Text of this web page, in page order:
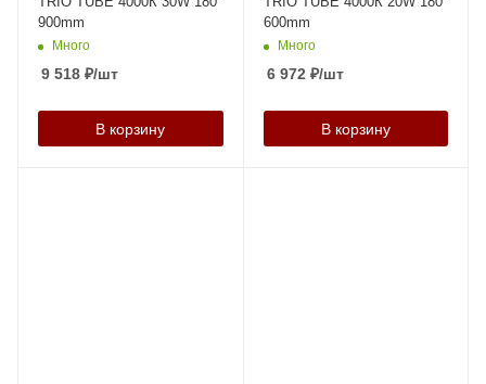
900mm
Много
9 518 ₽/шт
В корзину
600mm
Много
6 972 ₽/шт
В корзину